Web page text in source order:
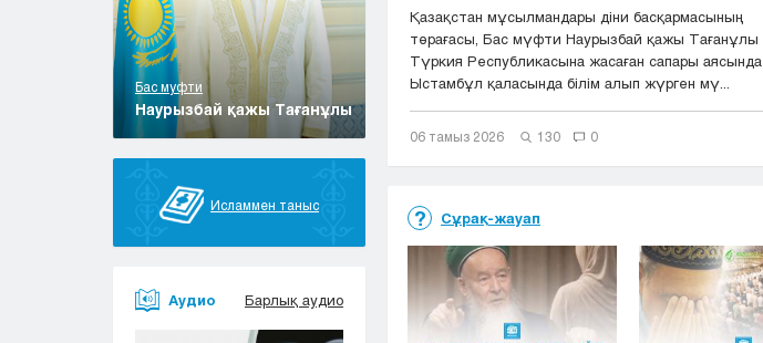
Бас муфти
Наурызбай қажы Тағанұлы
Исламмен таныс
Аудио Барлық аудио
Қазақстан мұсылмандары діни басқармасының
төрағасы, Бас мүфти Наурызбай қажы Тағанұлы
Түркия Республикасына жасаған сапары аясында
Ыстамбұл қаласында білім алып жүрген мү...
06 тамыз 2026 130 0
Сұрақ-жауап